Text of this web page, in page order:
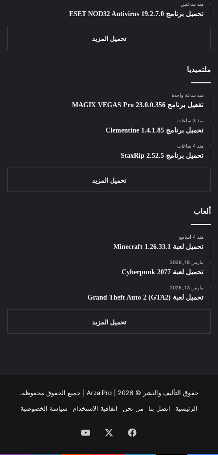
منذ ساعتين
تحميل برنامج ESET NOD32 Antivirus 19.2.7.0
تحميل المزيد
ملتميديا
منذ ساعة واحدة
تفعيل برنامج MAGIX VEGAS Pro 23.0.0.356
منذ 3 ساعات
تحميل برنامج Clementine 1.4.1.85
منذ 4 ساعات
تحميل برنامج StaxRip 2.52.5
تحميل المزيد
ألعاب
منذ 4 أسابيع
تحميل لعبة Minecraft 1.26.33.1
مارس 18, 2026
تحميل لعبة Cyberpunk 2077
مارس 13, 2026
تحميل لعبة Grand Theft Auto 2 (GTA2)
تحميل المزيد
حقوق التأليف والنشر © ArzalPro | 2026 | جميع الحقوق محفوظة.
الرئيسية
اتصل بنا من نحن اتفاقية الاستخدام سياسة الخصوصية
فيسبوك ‫YouTube